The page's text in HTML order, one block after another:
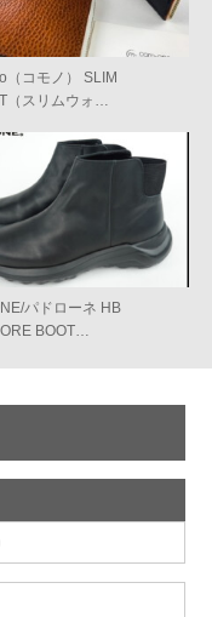
（コモノ） SLIM
（スリムウォ…
パドローネ HB
BOOT…